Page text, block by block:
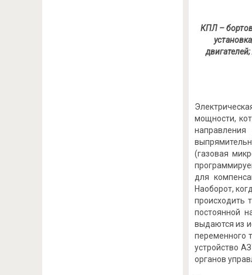
КПЛ –
мощности,
(газовая
для
Наоборот,
происходить
постоянной
выдаются из
переменного
устройство
органов